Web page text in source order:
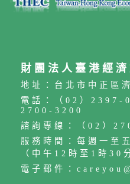
財團法人臺港經
地址：台北市中正區
電話：（02）2397-
2700-3200
諮詢專線：（02）
服務時間：每週一至
（中午12時至1時30
電子郵件：